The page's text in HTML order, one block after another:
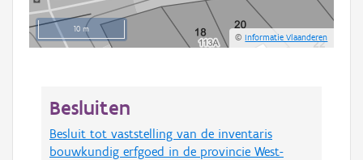
10 m
©Informatie Vlaanderen
Besluiten
Besluit tot vaststelling van de inventaris
bouwkundig erfgoed in de provincie West-